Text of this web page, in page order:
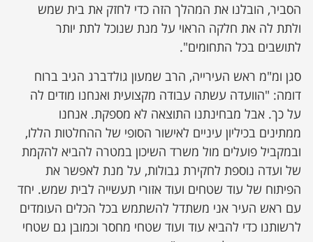
הסביר, הובלנו את המהלך הזה כדי לחזק את בית שמש
ולתת לה את חלקה הראוי על מנת שנוכל לתת יותר
לתושבים בכל התחומים".
סגן ומ"מ ראש העירייה, הרב שמעון גולדברג הגיב ברוח
דומה: "הוועדה עשתה עבודה מקצועית ואנחנו מודים לה
על כך. אבל מבחינתנו התוצאה לא מספקת. אנחנו
ממתינים בכיליון עיניים לאישור הסופי של ההחלטות הללו,
ובמקביל פועלים מול משרד השיכון במטרה להביא להקמת
של ועדה נוספת לחקירת גבולות, על מנת לאפשר את
הפיתוח של עוד שטחים ועוד אזורי תעשייה לבית שמש. יחד
עם ראש העיר אני משתדל להשתמש בכל הכלים העומדים
לרשותנו כדי להביא עוד ועוד שטחי מחסר וכמובן גם שטחי